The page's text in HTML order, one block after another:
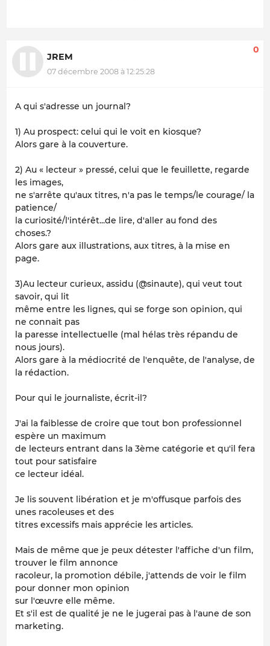
JREM
07 décembre 2008 à 12:25:28
0
A qui s'adresse un journal?
1) Au prospect: celui qui le voit en kiosque?
Alors gare à la couverture.
2) Au « lecteur » pressé, celui que le feuillette, regarde
les images,
ne s'arrête qu'aux titres, n'a pas le temps/le courage/ la
patience/
la curiosité/l'intérêt...de lire, d'aller au fond des
choses.?
Alors gare aux illustrations, aux titres, à la mise en
page.
3)Au lecteur curieux, assidu (@sinaute), qui veut tout
savoir, qui lit
même entre les lignes, qui se forge son opinion, qui
ne connait pas
la paresse intellectuelle (mal hélas très répandu de
nous jours).
Alors gare à la médiocrité de l'enquête, de l'analyse, de
la rédaction.
Pour qui le journaliste, écrit-il?
J'ai la faiblesse de croire que tout bon professionnel
espère un maximum
de lecteurs entrant dans la 3ème catégorie et qu'il fera
tout pour satisfaire
ce lecteur idéal.
Je lis souvent libération et je m'offusque parfois des
unes racoleuses et des
titres excessifs mais apprécie les articles.
Mais de même que je peux détester l'affiche d'un film,
trouver le film annonce
racoleur, la promotion débile, j'attends de voir le film
pour donner mon opinion
sur l'œuvre elle même.
Et s'il est de qualité je ne le jugerai pas à l'aune de son
marketing.